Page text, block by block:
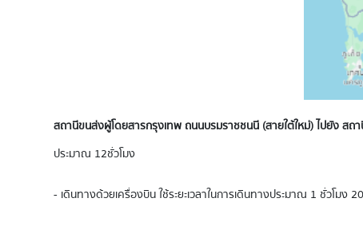
สถานีขนส่งผู้โดยสารกรุงเทพ ถนนบรมราชชนนี (สายใต้ใหม่) ไปยัง สถ
ประมาณ 12 ชั่วโมง
- เดินทางด้วยเครื่องบิน ใช้ระยะเวลาในการเดินทางประมาณ 1 ชั่วโมง